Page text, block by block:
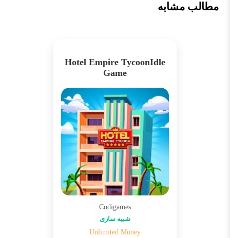
مطالب مشابه
Hotel Empire TycoonIdle
Game
Codigames
شبیه سازی
Unlimited Money